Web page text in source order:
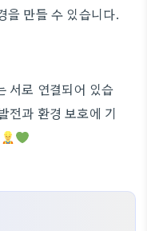
을 만들 수 있습니다.
서로 연결되어 있습
전과 환경 보호에 기